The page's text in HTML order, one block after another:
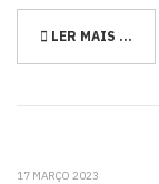
LER MAIS …
17 MARÇO 2023